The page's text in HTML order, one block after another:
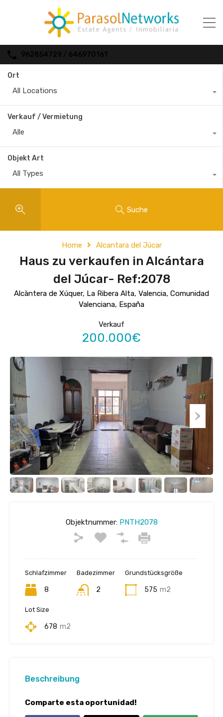
962854729 / 646970161
Ort
All Locations
Verkauf / Vermietung
Alle
Objekt Art
All Types
Suche
Home Alcantara del Júcar
Haus zu verkaufen in Alcántara
del Júcar- Ref:2078
Alcàntera de Xúquer, La Ribera Alta, Valencia, Comunidad
Valenciana, España
Verkauf
200.000€
Objektnummer:PNTH2078
Schlafzimmer
8
Badezimmer
2
Grundstücksgröße
575 m2
Lot Size
678 m2
Beschreibung
Comparte esta oportunidad!